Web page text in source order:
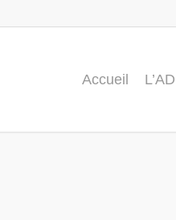
Accueil